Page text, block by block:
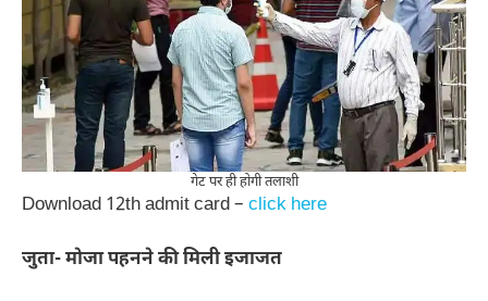
गेट पर ही होगी तलाशी
Download 12th admit card – click here
जुता- मोजा पहनने की मिली इजाजत